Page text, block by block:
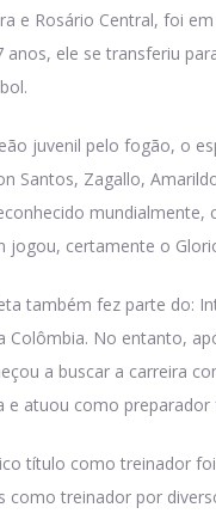
e Rosário Central, foi
anos, ele se transferiu
juvenil pelo fogão, o
Santos, Zagallo,
jogou, certamente o
também fez parte do:
Colômbia. No entanto,
a buscar a carreira
e atuou como
título como treinador
como treinador por